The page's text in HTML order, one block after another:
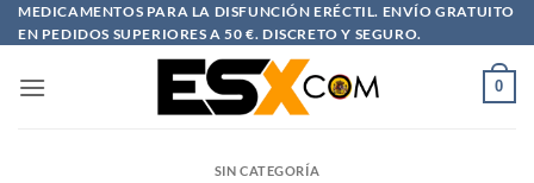
Saltar
al
MEDICAMENTOS PARA LA DISFUNCIÓN ERÉCTIL. ENVÍO GRATUITO
EN PEDIDOS SUPERIORES A 50 €. DISCRETO Y SEGURO.
0
SIN CATEGORÍA